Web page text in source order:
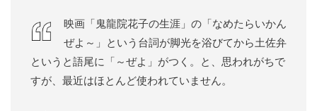
映画「鬼龍院花子の生涯」の「なめたらいかん
ぜよ～」という台詞が脚光を浴びてから土佐弁
というと語尾に「～ぜよ」がつく。と、思われがちで
すが、最近はほとんど使われていません。